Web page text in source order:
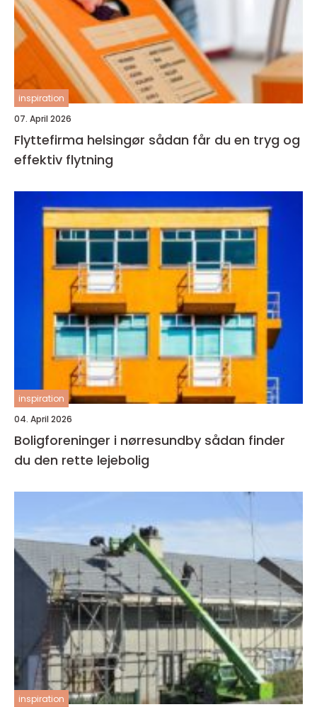
inspiration
07. April 2026
Flyttefirma helsingør sådan får du en tryg og
effektiv flytning
inspiration
04. April 2026
Boligforeninger i nørresundby sådan finder
du den rette lejebolig
inspiration